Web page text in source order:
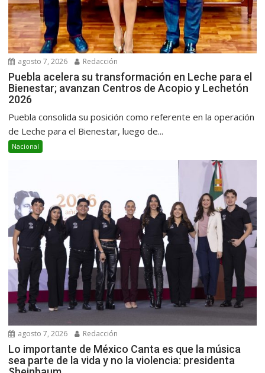
agosto 7, 2026 Redacción
Puebla acelera su transformación en Leche para el
Bienestar; avanzan Centros de Acopio y Lechetón
2026
Puebla consolida su posición como referente en la operación
de Leche para el Bienestar, luego de...
Nacional
agosto 7, 2026 Redacción
Lo importante de México Canta es que la música
sea parte de la vida y no la violencia: presidenta